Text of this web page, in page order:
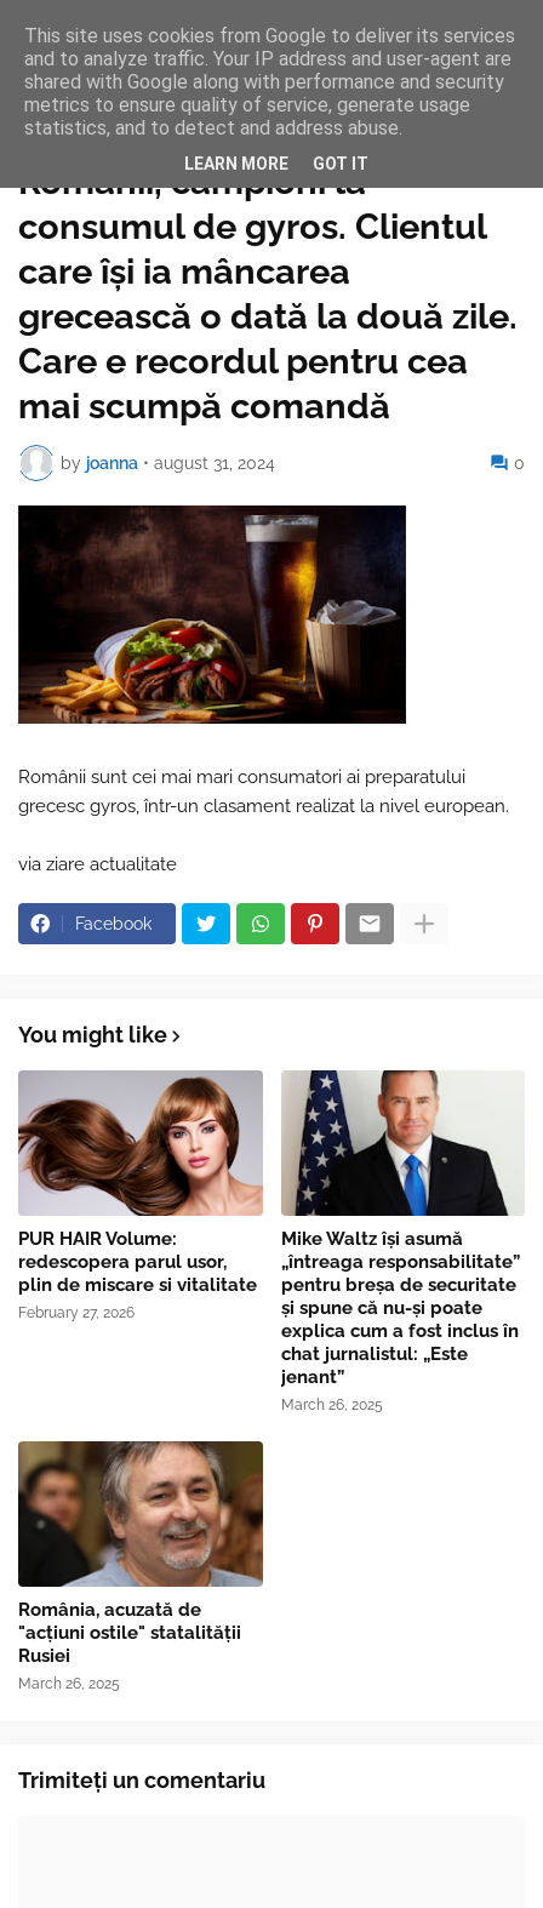
Pagina de pornire
Românii, campioni la
consumul de gyros. Clientul
care își ia mâncarea
grecească o dată la două zile.
Care e recordul pentru cea
mai scumpă comandă
by joanna • august 31, 2024 0
Românii sunt cei mai mari consumatori ai preparatului
grecesc gyros, într-un clasament realizat la nivel european.
via ziare actualitate
Facebook
You might like
PUR HAIR Volume:
redescopera parul usor,
plin de miscare si vitalitate
February 27, 2026
Mike Waltz îşi asumă
„întreaga responsabilitate”
pentru breşa de securitate
și spune că nu-și poate
explica cum a fost inclus în
chat jurnalistul: „Este
jenant”
March 26, 2025
România, acuzată de
"acțiuni ostile" statalității
Rusiei
March 26, 2025
Trimiteți un comentariu
This site uses cookies from Google to deliver its services
and to analyze traffic. Your IP address and user-agent are
shared with Google along with performance and security
metrics to ensure quality of service, generate usage
statistics, and to detect and address abuse.
LEARN MORE GOT IT